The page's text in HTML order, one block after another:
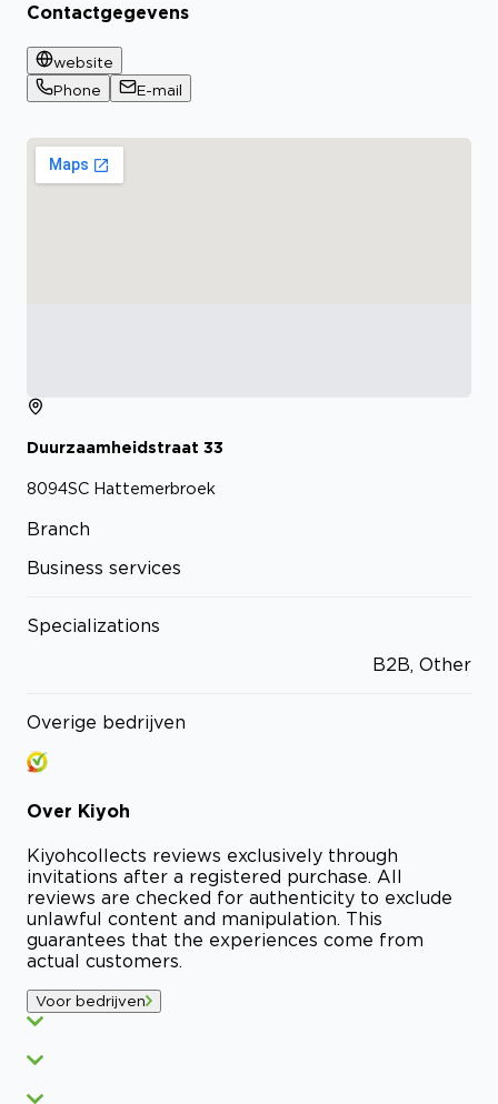
Contactgegevens
website
Phone
E-mail
Duurzaamheidstraat 33
8094SC Hattemerbroek
Branch
Business services
Specializations
B2B, Other
Overige bedrijven
Over Kiyoh
Kiyohcollects reviews exclusively through
invitations after a registered purchase. All
reviews are checked for authenticity to exclude
unlawful content and manipulation. This
guarantees that the experiences come from
actual customers.
Voor bedrijven